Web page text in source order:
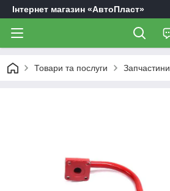
Інтернет магазин «АвтоПласт»
Товари та послуги Запчастини